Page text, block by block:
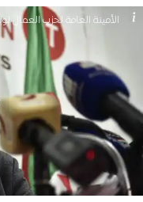
الأمينة العامة لحزب العمال